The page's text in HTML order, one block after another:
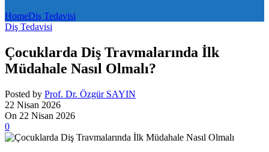
HomeDiş Tedavisi
Diş Tedavisi
Çocuklarda Diş Travmalarında İlk
Müdahale Nasıl Olmalı?
Posted by Prof. Dr. Özgür SAYIN
22 Nisan 2026
On 22 Nisan 2026
0